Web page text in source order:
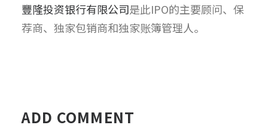
豐隆投资银行有限公司是此IPO的主要顾问、保
荐商、独家包销商和独家账簿管理人。
ADD COMMENT